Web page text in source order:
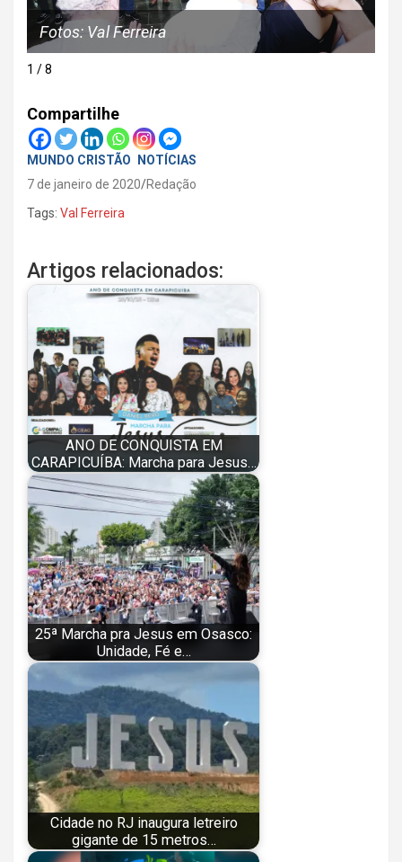
Fotos: Val Ferreira
1 / 8
Compartilhe
MUNDO CRISTÃO
NOTÍCIAS
7 de janeiro de 2020 Redação
Tags: Val Ferreira
Artigos relacionados:
ANO DE CONQUISTA EM
CARAPICUÍBA: Marcha para Jesus…
25ª Marcha pra Jesus em Osasco:
Unidade, Fé e…
Cidade no RJ inaugura letreiro
gigante de 15 metros…